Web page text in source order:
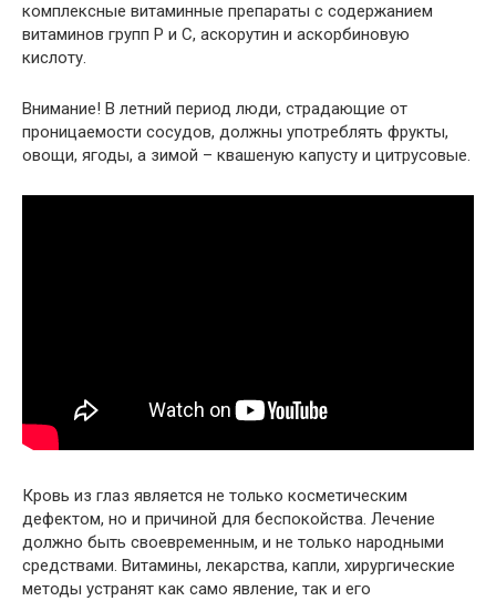
комплексные витаминные препараты с содержанием
витаминов групп Р и С, аскорутин и аскорбиновую
кислоту.
Внимание! В летний период люди, страдающие от
проницаемости сосудов, должны употреблять фрукты,
овощи, ягоды, а зимой – квашеную капусту и цитрусовые.
Кровь из глаз является не только косметическим
дефектом, но и причиной для беспокойства. Лечение
должно быть своевременным, и не только народными
средствами. Витамины, лекарства, капли, хирургические
методы устранят как само явление, так и его